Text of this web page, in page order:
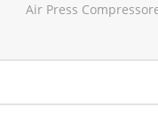
Air Press